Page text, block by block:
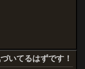
いてるはずです！